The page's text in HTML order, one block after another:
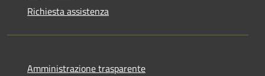
Richiesta assistenza
Amministrazione trasparente